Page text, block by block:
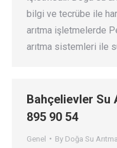
bilgi ve tecrübe ile
arıtma işletmelerde
arıtma sistemleri ile
Bahçelievler Su
895 90 54
Genel By Doğa Su Arıtma